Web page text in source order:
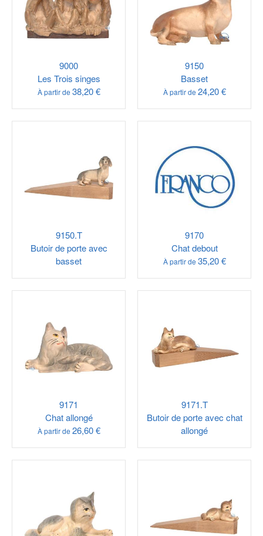
9000
Les Trois singes
À partir de 38,20 €
9150
Basset
À partir de 24,20 €
9150.T
Butoir de porte avec
basset
9170
Chat debout
À partir de 35,20 €
9171
Chat allongé
À partir de 26,60 €
9171.T
Butoir de porte avec chat
allongé